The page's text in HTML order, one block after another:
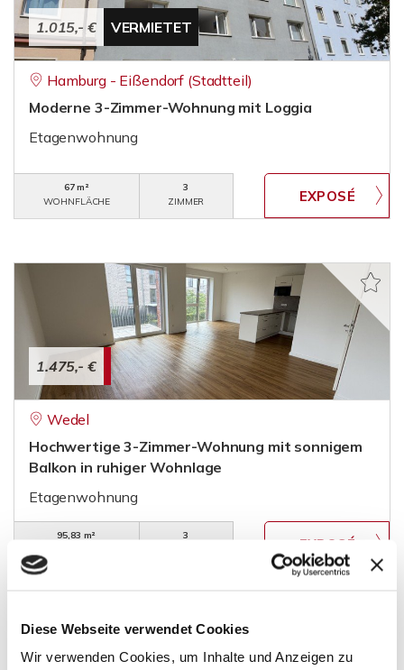
Diese Webseite verwendet Cookies
Wir verwenden Cookies, um Inhalte und Anzeigen zu
1.015,- € VERMIETET
Hamburg - Eißendorf (Stadtteil)
Moderne 3-Zimmer-Wohnung mit Loggia
Etagenwohnung
67 m²
WOHNFLÄCHE
3
ZIMMER
1.475,- €
Wedel
Hochwertige 3-Zimmer-Wohnung mit sonnigem
Balkon in ruhiger Wohnlage
Etagenwohnung
95,83 m²
3